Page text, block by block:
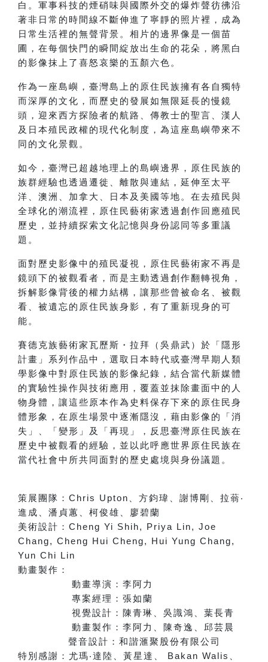
白。軍事科技的煙硝味與國際外交的爆炸聲彷彿沿
著非日常的時間線不斷伸進了寧靜的照片裡，成為
日常生活裡的無聲背景。相片的邊界像是一個苗
圃，在每個快門的瞬間綻放出生命的花朵，將黑白
的影像抹上了喜怒哀樂的五顏六色。
作為一座島嶼，臺灣島上的原住民族擁有各自獨特
而深厚的文化，而歷史的發展如無限延長的慢鏡
頭，迎來西方探險者的航路、傳教士的聖言、漢人
及日本殖民政權的現代化制度，為這座島嶼帶來不
同的文化景觀。
如今，臺灣已超越地理上的島嶼邊界，原住民族的
族群經驗也透過遷徙、離散與連結，延伸至太平
洋、澳洲、加拿大、日本及美國等地。在去殖民與
全球化的潮流裡，原住民藝術家透過創作回應殖民
歷史，並持續探索文化記憶與身份認同等多重議
題。
面對歷史影像中的殖民凝視，原住民藝術家不再是
鏡頭下的被觀看者，而是主動透過創作翻轉視角，
拆解影像背後的權力結構，讓那些曾被命名、被觀
看、被遺忘的原住民族身影，有了重新現身的可
能。
賽德克族藝術家瓦歷斯・拉拜（吳鼎武）於「隱形
計畫」系列作品中，選取日本時代或臺灣早期人類
學影像中對原住民族的影像紀錄，結合當代新媒體
的實驗性操作與技術應用，覆蓋並抹除畫面中的人
物身體，讓這些原本作為史料保存下來的原住民身
體形象，在原生場景中逐漸隱沒，藉由影像的「消
失」、「變形」及「再現」，反思臺灣原住民族在
歷史中被觀看的經驗，並以此呼應世界原住民族在
當代社會中所共同面對的歷史處境與身份議題。
策展團隊： Chris Upton 、方鈞瑋、謝博剛、拉蓊 ‧
進成、潘貞蕙、柯俊雄、廖碧蘭
美術設計： Cheng Yi Shih, Priya Lin, Joe
Chang, Cheng Hui Cheng, Hui Yung Chang,
Yun Chi Lin
動畫製作：
動畫導演：李阿力
專案經理：張如蘭
視覺設計：陳青琳、吳識鴻、葉長青
動畫製作：李阿力、陳奇逸、邱芸晨
聲音設計：和諧滙聚股份有限公司
特別感謝： 尤瑪‧達陸、黃星達 、 Bakan Walis 、